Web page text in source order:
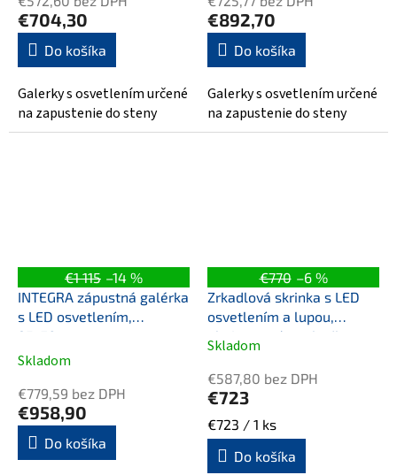
€704,30
Do košíka
Galerky s osvetlením určené
na zapustenie do steny
€892,70
Do košíka
Galerky s osvetlením určené
na zapustenie do steny
€1 115 –14 %
INTEGRA zápustná galérka
s LED osvetlením,
95x70cm
Skladom
€779,59 bez DPH
€958,90
Do košíka
€770 –6 %
Zrkadlová skrinka s LED
osvetlením a lupou,
obojstranným zrkadlom
LUX 80x70x14 cm
Priemerné
hodnotenie
produktu
je
5,0
Skladom
€587,80 bez DPH
€723
Jednotková
cena:
€723 / 1 ks
Do košíka